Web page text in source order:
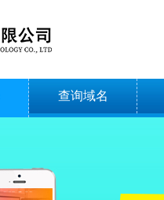
查询域名